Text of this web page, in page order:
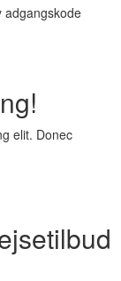
adgangskode
elit. Donec